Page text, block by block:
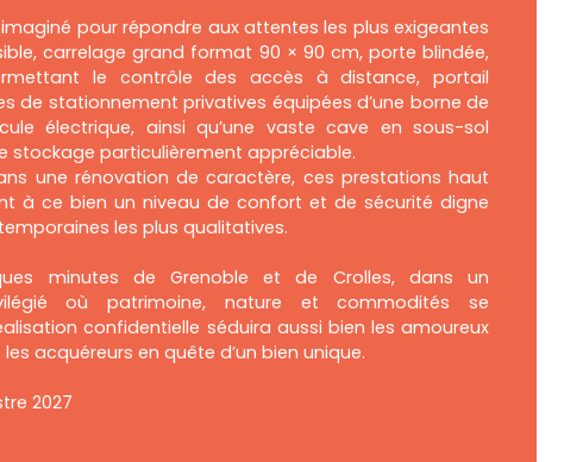
pour répondre aux attentes les plus exigeantes
carrelage grand format 90 × 90 cm, porte blindée,
le contrôle des accès à distance, portail
de stationnement privatives équipées d’une borne de
électrique, ainsi qu’une vaste cave en sous-sol
stockage particulièrement appréciable.
une rénovation de caractère, ces prestations haut
à ce bien un niveau de confort et de sécurité digne
les plus qualitatives.
minutes de Grenoble et de Crolles, dans un
où patrimoine, nature et commodités se
confidentielle séduira aussi bien les amoureux
acquéreurs en quête d’un bien unique.
2027